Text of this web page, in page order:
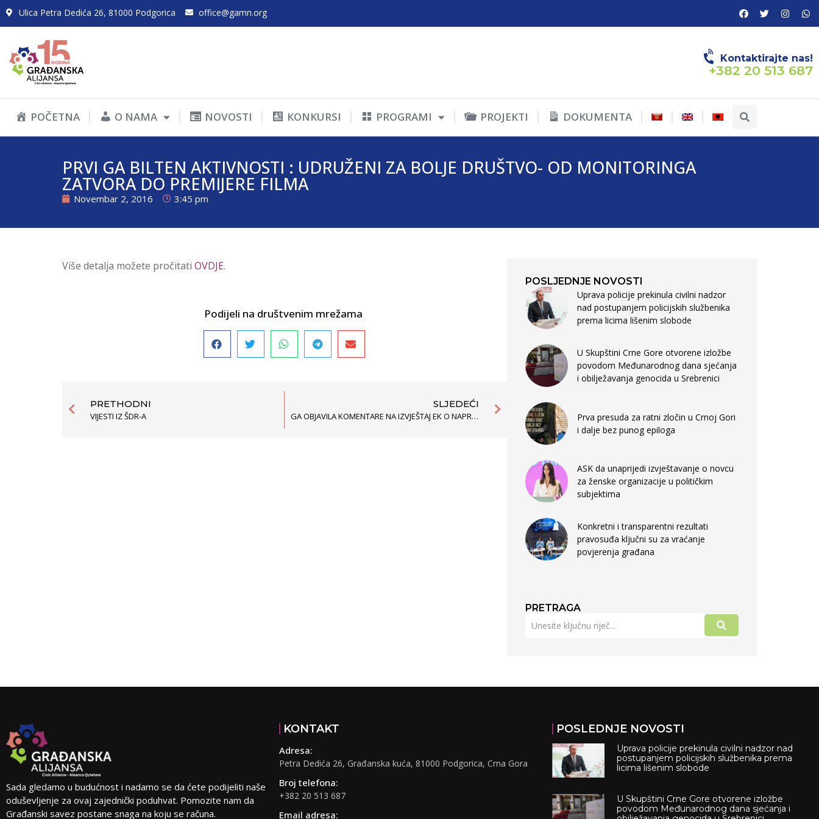
Ulica Petra Dedića 26, 81000 Podgorica office@gamn.org
Kontaktirajte nas!
+382 20 513 687
POČETNA O NAMA NOVOSTI KONKURSI PROGRAMI PROJEKTI DOKUMENTA
PRVI GA BILTEN AKTIVNOSTI : UDRUŽENI ZA BOLJE DRUŠTVO- OD MONITORINGA
ZATVORA DO PREMIJERE FILMA
Novembar 2, 2016 3:45 pm
Više detalja možete pročitati OVDJE.
Podijeli na društvenim mrežama
PRETHODNI
VIJESTI IZ ŠDR-A
SLJEDEĆI
GA OBJAVILA KOMENTARE NA IZVJEŠTAJ EK O NAPRETKU 2016
POSLJEDNJE NOVOSTI
Uprava policije prekinula civilni nadzor
nad postupanjem policijskih službenika
prema licima lišenim slobode
U Skupštini Crne Gore otvorene izložbe
povodom Međunarodnog dana sjećanja
i obilježavanja genocida u Srebrenici
Prva presuda za ratni zločin u Crnoj Gori
i dalje bez punog epiloga
ASK da unaprijedi izvještavanje o novcu
za ženske organizacije u političkim
subjektima
Konkretni i transparentni rezultati
pravosuđa ključni su za vraćanje
povjerenja građana
PRETRAGA
Sada gledamo u budućnost i nadamo se da ćete podijeliti naše
oduševljenje za ovaj zajednički poduhvat. Pomozite nam da
Građanski savez postane snaga na koju se računa.
KONTAKT
Adresa:
Petra Dedića 26, Građanska kuća, 81000 Podgorica, Crna Gora
Broj telefona:
+382 20 513 687
Email adresa:
POSLEDNJE NOVOSTI
Uprava policije prekinula civilni nadzor nad
postupanjem policijskih službenika prema
licima lišenim slobode
U Skupštini Crne Gore otvorene izložbe
povodom Međunarodnog dana sjećanja i